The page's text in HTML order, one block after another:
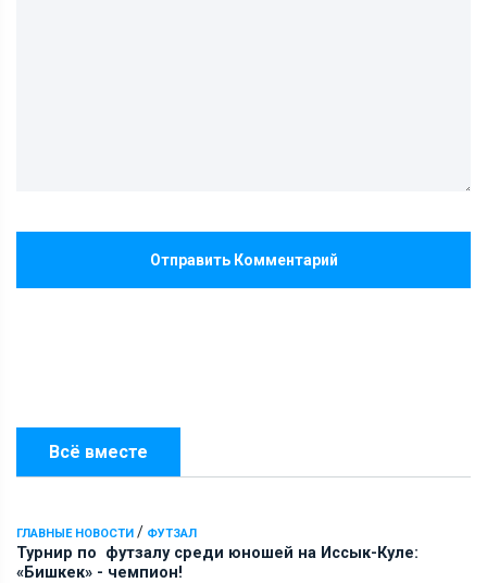
Всё вместе
ГЛАВНЫЕ НОВОСТИ / ФУТЗАЛ
Турнир по футзалу среди юношей на Иссык-Куле:
«Бишкек» - чемпион!
Отправить Комментарий